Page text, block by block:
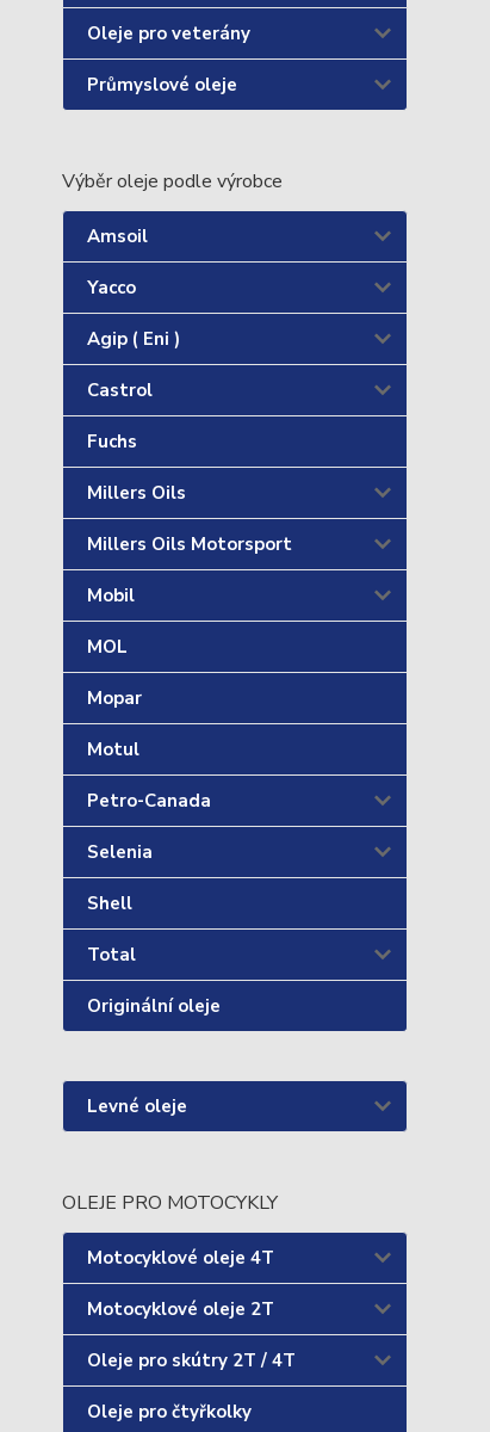
Oleje pro veterány
Průmyslové oleje
Výběr oleje podle výrobce
Amsoil
Yacco
Agip ( Eni )
Castrol
Fuchs
Millers Oils
Millers Oils Motorsport
Mobil
MOL
Mopar
Motul
Petro-Canada
Selenia
Shell
Total
Originální oleje
Levné oleje
OLEJE PRO MOTOCYKLY
Motocyklové oleje 4T
Motocyklové oleje 2T
Oleje pro skútry 2T / 4T
Oleje pro čtyřkolky